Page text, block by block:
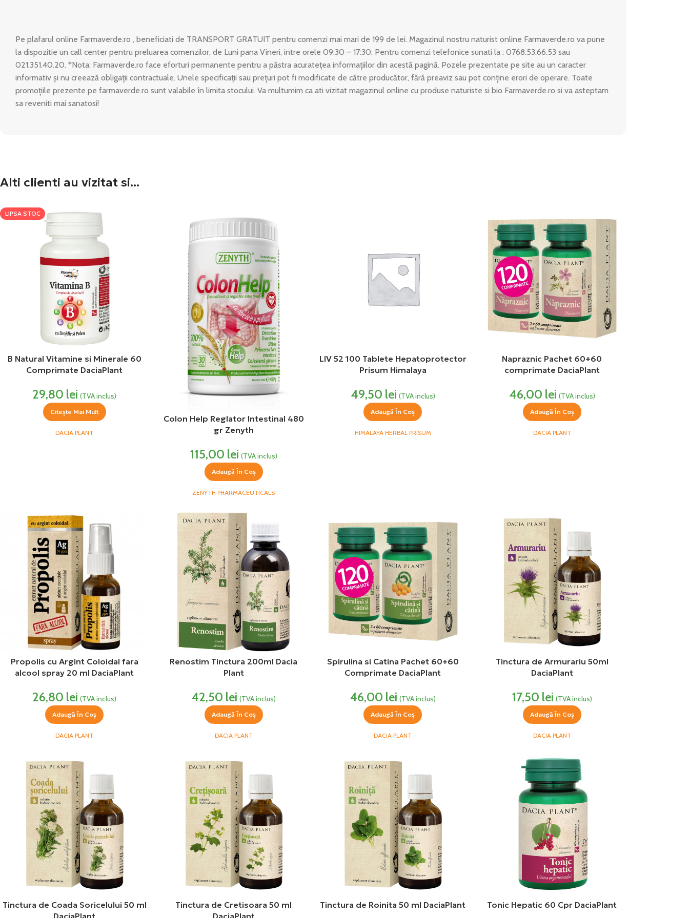
Pe plafarul online Farmaverde.ro , beneficiati de TRANSPORT GRATUIT pentru comenzi mai mari de 199 de lei. Magazinul nostru naturist online Farmaverde.ro va pune
la dispozitie un call center pentru preluarea comenzilor, de Luni pana Vineri, intre orele 09:30 – 17:30. Pentru comenzi telefonice sunati la : 0768.53.66.53 sau
021.351.40.20. *Nota: Farmaverde.ro face eforturi permanente pentru a păstra acuratețea informațiilor din acestă pagină. Pozele prezentate pe site au un caracter
informativ și nu creează obligații contractuale. Unele specificații sau prețuri pot fi modificate de către producător, fără preaviz sau pot conține erori de operare. Toate
promoțiile prezente pe farmaverde.ro sunt valabile în limita stocului. Va multumim ca ati vizitat magazinul online cu produse naturiste si bio Farmaverde.ro si va asteptam
sa reveniti mai sanatosi!
Alti clienti au vizitat si...
LIPSA STOC
B Natural Vitamine si Minerale 60
Comprimate DaciaPlant
29,80 lei (TVA inclus)
Citește Mai Mult
DACIA PLANT
Colon Help Reglator Intestinal 480
gr Zenyth
115,00 lei (TVA inclus)
Adaugă În Coș
ZENYTH PHARMACEUTICALS
LIV 52 100 Tablete Hepatoprotector
Prisum Himalaya
49,50 lei (TVA inclus)
Adaugă În Coș
HIMALAYA HERBAL PRISUM
Napraznic Pachet 60+60
comprimate DaciaPlant
46,00 lei (TVA inclus)
Adaugă În Coș
DACIA PLANT
Propolis cu Argint Coloidal fara
alcool spray 20 ml DaciaPlant
26,80 lei (TVA inclus)
Adaugă În Coș
DACIA PLANT
Renostim Tinctura 200ml Dacia
Plant
42,50 lei (TVA inclus)
Adaugă În Coș
DACIA PLANT
Spirulina si Catina Pachet 60+60
Comprimate DaciaPlant
46,00 lei (TVA inclus)
Adaugă În Coș
DACIA PLANT
Tinctura de Armurariu 50ml
DaciaPlant
17,50 lei (TVA inclus)
Adaugă În Coș
DACIA PLANT
Tinctura de Coada Soricelului 50 ml
DaciaPlant
Tinctura de Cretisoara 50 ml
DaciaPlant
Tinctura de Roinita 50 ml DaciaPlant Tonic Hepatic 60 Cpr DaciaPlant